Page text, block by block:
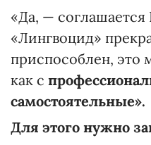
«Да, — соглашается
«Лингвоцид»
приспособлен, это
как с
самостоятельные».
Для этого нужно